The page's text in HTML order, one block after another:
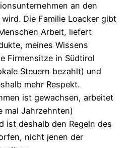
an den
Die Familie Loacker gibt
Arbeit, liefert
meines Wissens
Firmensitze in Südtirol
Steuern bezahlt) und
mehr Respekt.
ist gewachsen, arbeitet
mal Jahrzehnten)
ist deshalb den Regeln des
nicht jenen der